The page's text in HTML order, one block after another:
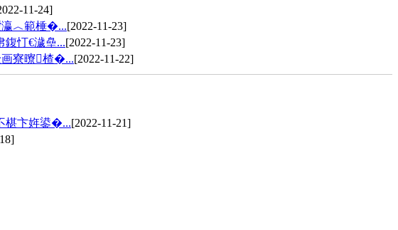
11-24]
瀛︿範棰�...[2022-11-23]
忊€濊皨...[2022-11-23]
画寮曢楂�...[2022-11-22]
椹卞姩鍙�...[2022-11-21]